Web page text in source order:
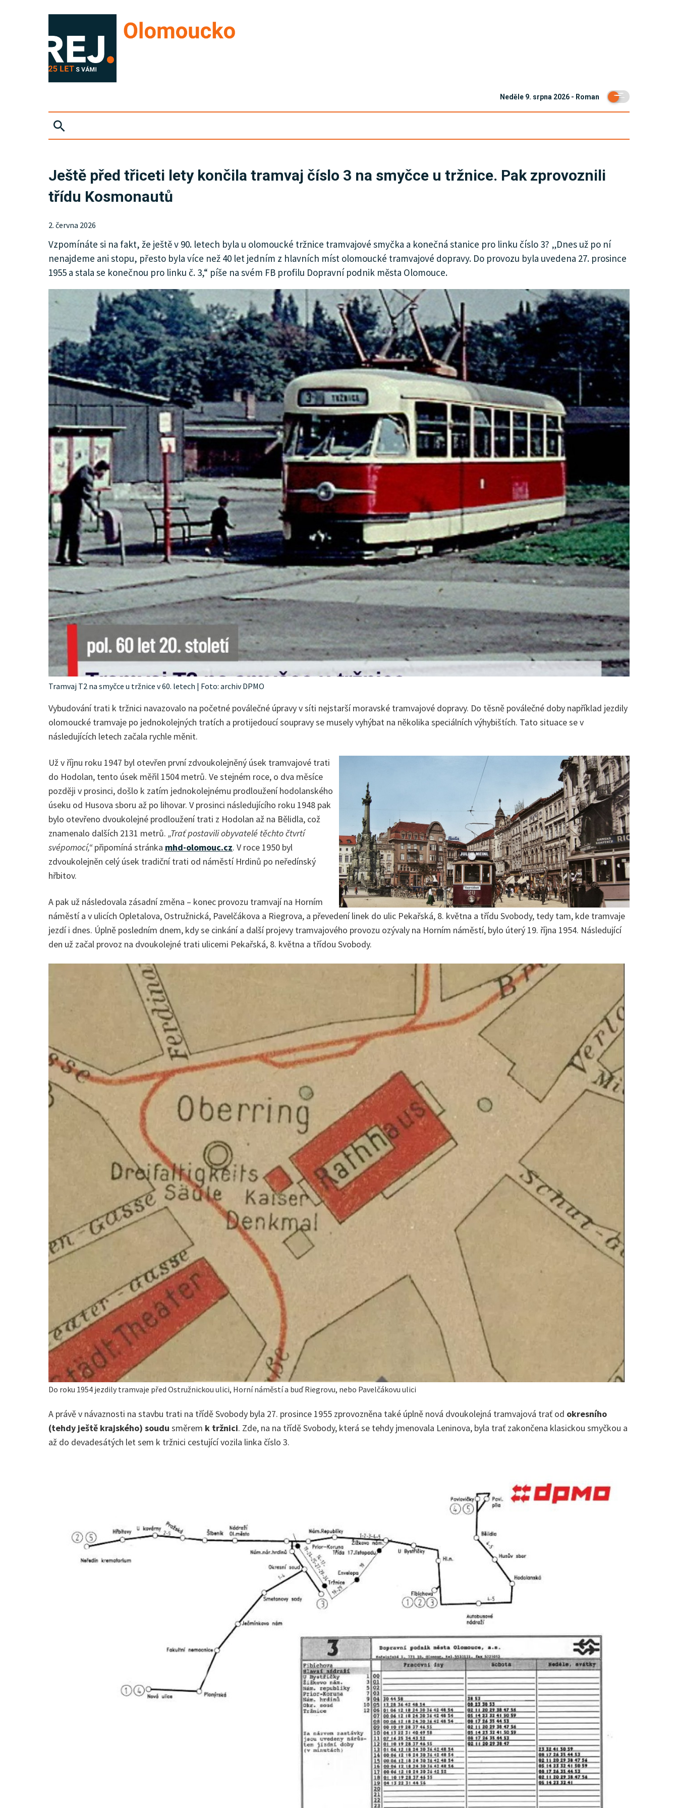
Neděle 9. srpna 2026 - Roman
KRIMI
KULTURA
SPOLEČNOST
HISTORIE
MHD
INZERCE
ARCHIV
Ještě před třiceti lety končila tramvaj číslo 3 na smyčce u tržnice. Pak zprovoznili
třídu Kosmonautů
2. června 2026
Vzpomínáte si na fakt, že ještě v 90. letech byla u olomoucké tržnice tramvajové smyčka a konečná stanice pro linku číslo 3? „Dnes už po ní
nenajdeme ani stopu, přesto byla více než 40 let jedním z hlavních míst olomoucké tramvajové dopravy. Do provozu byla uvedena 27. prosince
1955 a stala se konečnou pro linku č. 3,“ píše na svém FB profilu Dopravní podnik města Olomouce.
Tramvaj T2 na smyčce u tržnice v 60. letech | Foto: archiv DPMO
Vybudování trati k tržnici navazovalo na početné poválečné úpravy v síti nejstarší moravské tramvajové dopravy. Do těsně poválečné doby například jezdily
olomoucké tramvaje po jednokolejných tratích a protijedoucí soupravy se musely vyhýbat na několika speciálních výhybištích. Tato situace se v
následujících letech začala rychle měnit.
Už v říjnu roku 1947 byl otevřen první zdvoukolejněný úsek tramvajové trati
do Hodolan, tento úsek měřil 1504 metrů. Ve stejném roce, o dva měsíce
později v prosinci, došlo k zatím jednokolejnému prodloužení hodolanského
úseku od Husova sboru až po lihovar. V prosinci následujícího roku 1948 pak
bylo otevřeno dvoukolejné prodloužení trati z Hodolan až na Bělidla, což
znamenalo dalších 2131 metrů. „Trať postavili obyvatelé těchto čtvrtí
svépomocí,“připomíná stránka mhd-olomouc.cz. V roce 1950 byl
zdvoukolejněn celý úsek tradiční trati od náměstí Hrdinů po neředínský
hřbitov.
A pak už následovala zásadní změna – konec provozu tramvají na Horním
náměstí a v ulicích Opletalova, Ostružnická, Pavelčákova a Riegrova, a převedení linek do ulic Pekařská, 8. května a třídu Svobody, tedy tam, kde tramvaje
jezdí i dnes. Úplně posledním dnem, kdy se cinkání a další projevy tramvajového provozu ozývaly na Horním náměstí, bylo úterý 19. října 1954. Následující
den už začal provoz na dvoukolejné trati ulicemi Pekařská, 8. května a třídou Svobody.
Do roku 1954 jezdily tramvaje před Ostružnickou ulici, Horní náměstí a buď Riegrovu, nebo Pavelčákovu ulici
A právě v návaznosti na stavbu trati na třídě Svobody byla 27. prosince 1955 zprovozněna také úplně nová dvoukolejná tramvajová trať od okresního
(tehdy ještě krajského) soudu směrem k tržnici. Zde, na na třídě Svobody, která se tehdy jmenovala Leninova, byla trať zakončena klasickou smyčkou a
až do devadesátých let sem k tržnici cestující vozila linka číslo 3.